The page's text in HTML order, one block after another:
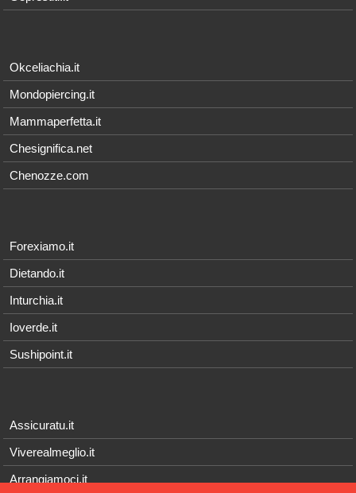
Okceliachia.it
Mondopiercing.it
Mammaperfetta.it
Chesignifica.net
Chenozze.com
Forexiamo.it
Dietando.it
Inturchia.it
Ioverde.it
Sushipoint.it
Assicuratu.it
Viverealmeglio.it
Arrangiamoci.it